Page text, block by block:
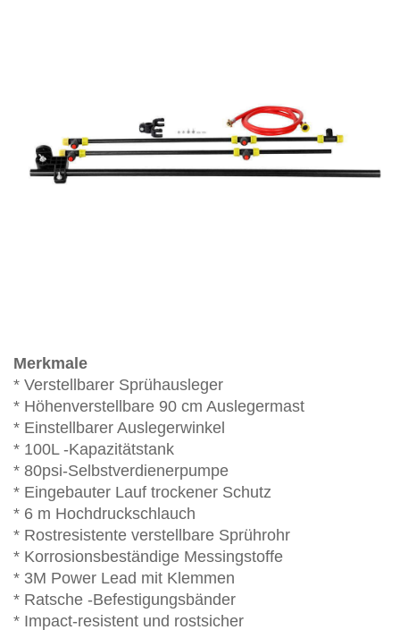
Merkmale
* Verstellbarer Sprühausleger
* Höhenverstellbare 90 cm Auslegermast
* Einstellbarer Auslegerwinkel
* 100L -Kapazitätstank
* 80psi-Selbstverdienerpumpe
* Eingebauter Lauf trockener Schutz
* 6 m Hochdruckschlauch
* Rostresistente verstellbare Sprührohr
* Korrosionsbeständige Messingstoffe
* 3M Power Lead mit Klemmen
* Ratsche -Befestigungsbänder
* Impact-resistent und rostsicher